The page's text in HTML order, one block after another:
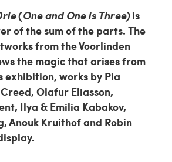
(One and One is Three)is
of the sum of the parts. The
from the Voorlinden
the magic that arises from
exhibition, works by Pia
Olafur Eliasson,
Ilya & Emilia Kabakov,
Anouk Kruithof and Robin